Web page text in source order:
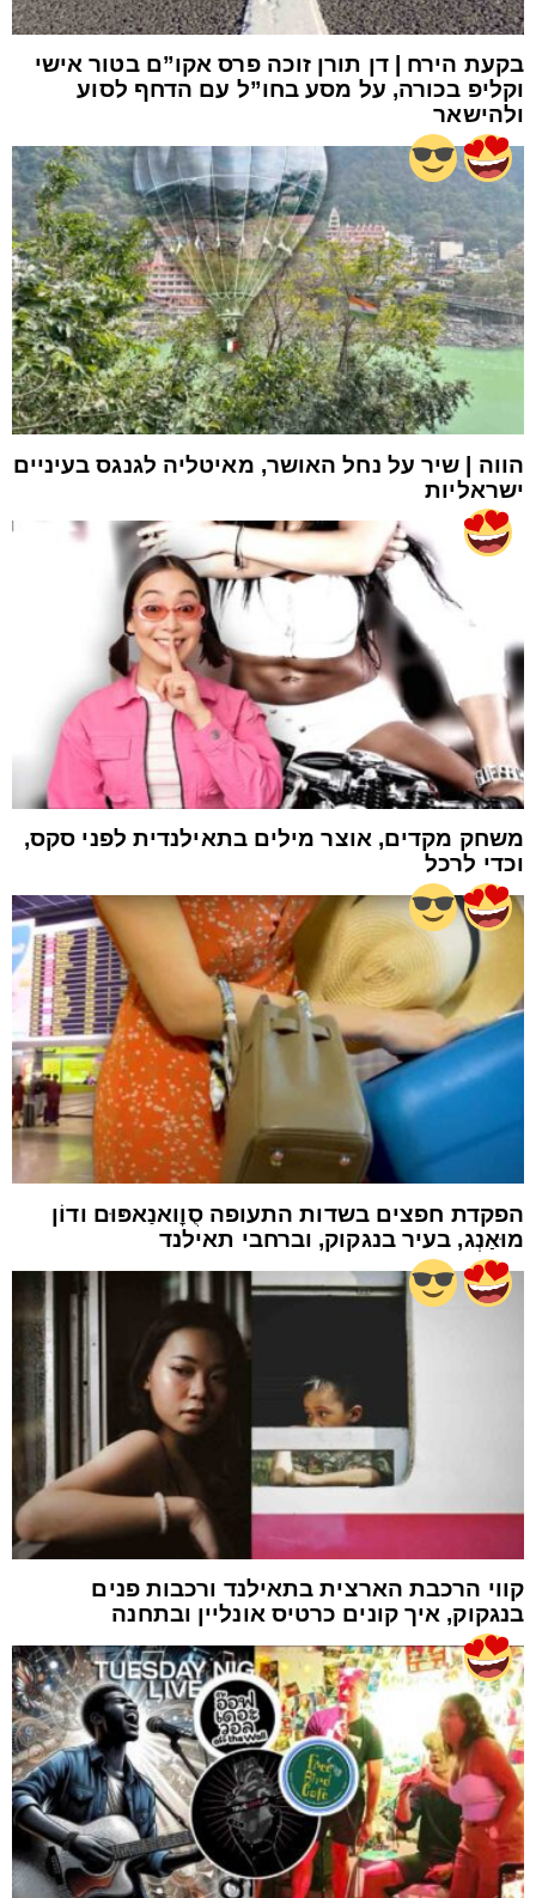
בקעת הירח | דן תורן זוכה פרס אקו”ם בטור אישי
וקליפ בכורה, על מסע בחו”ל עם הדחף לסוע
ולהישאר
הווה | שיר על נחל האושר, מאיטליה לגנגס בעיניים
ישראליות
משחק מקדים, אוצר מילים בתאילנדית לפני סקס,
וכדי לרכל
הפקדת חפצים בשדות התעופה סֻוׇואנַאפּוּם ודוֹן
מוּאַנְג, בעיר בנגקוק, וברחבי תאילנד
קווי הרכבת הארצית בתאילנד ורכבות פנים
בנגקוק, איך קונים כרטיס אונליין ובתחנה